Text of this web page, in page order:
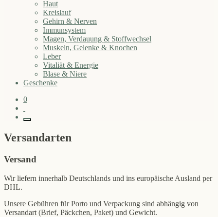
Haut
Kreislauf
Gehirn & Nerven
Immunsystem
Magen, Verdauung & Stoffwechsel
Muskeln, Gelenke & Knochen
Leber
Vitaliät & Energie
Blase & Niere
Geschenke
0
Versandarten
Versand
Wir liefern innerhalb Deutschlands und ins europäische Ausland per
DHL.
Unsere Gebühren für Porto und Verpackung sind abhängig von
Versandart (Brief, Päckchen, Paket) und Gewicht.